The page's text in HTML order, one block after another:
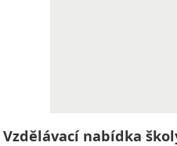
Vzdělávací nabídka